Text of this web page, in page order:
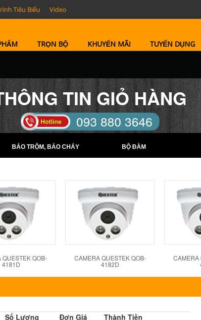
Tiêu Biểu Video
TRỌN BỘ KHUYẾN MÃI TUYỂN DỤNG
TIN GIỎ HÀNG
093 880 3646
TELL: (0274) 6569422 -
(0274) 6569423
BÁO TRỘM, BÁO CHÁY BỘ ĐÀM
QUESTEK QOB-
4181D
CAMERA QUESTEK QOB-
4182D
CAMERA
Số Lượng Đơn Giá
Thành Tiền